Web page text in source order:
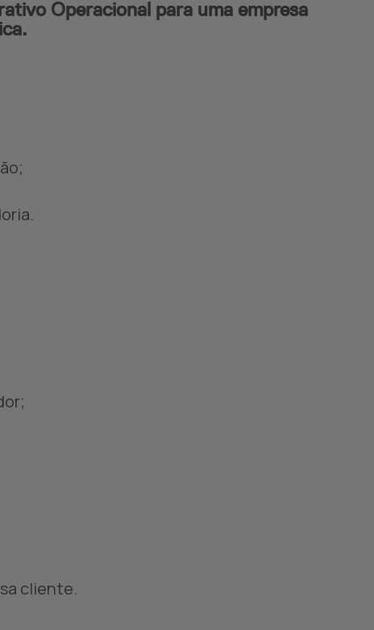
Operacional para uma empresa
cliente.